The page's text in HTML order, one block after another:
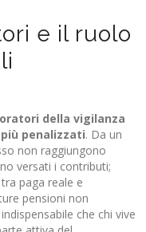
e il ruolo
della vigilanza
penalizzati. Da un
non raggiungono
versati i contributi;
paga reale e
pensioni non
che chi vive